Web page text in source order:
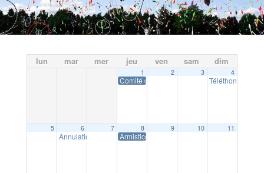
lun mar mer jeu ven sam dim
1
Comité d’Organisation d’Épreuves
2 3 4
Téléthon Dingé
5 6
Annulation Conseil municipal
7 8
Armistice 8 mai
9 10 11